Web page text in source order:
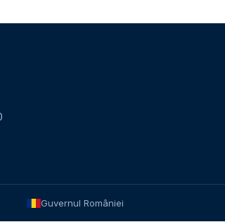
Guvernul României